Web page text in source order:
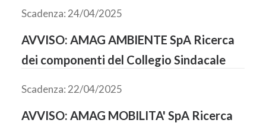
Scadenza: 24/04/2025
AVVISO: AMAG AMBIENTE SpA Ricerca
dei componenti del Collegio Sindacale
Scadenza: 22/04/2025
AVVISO: AMAG MOBILITA' SpA Ricerca